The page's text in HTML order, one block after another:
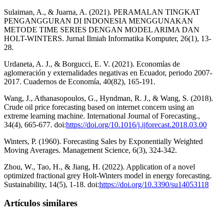
Sulaiman, A., & Juarna, A. (2021). PERAMALAN TINGKAT
PENGANGGURAN DI INDONESIA MENGGUNAKAN
METODE TIME SERIES DENGAN MODEL ARIMA DAN
HOLT-WINTERS. Jurnal Ilmiah Informatika Komputer, 26(1), 13-
28.
Urdaneta, A. J., & Borgucci, E. V. (2021). Economías de
aglomeración y externalidades negativas en Ecuador, periodo 2007-
2017. Cuadernos de Economía, 40(82), 165-191.
Wang, J., Athanasopoulos, G., Hyndman, R. J., & Wang, S. (2018).
Crude oil price forecasting based on internet concern using an
extreme learning machine. International Journal of Forecasting.,
34(4), 665-677. doi:https://doi.org/10.1016/j.ijforecast.2018.03.00
Winters, P. (1960). Forecasting Sales by Exponentially Weighted
Moving Averages. Management Science, 6(3), 324-342.
Zhou, W., Tao, H., & Jiang, H. (2022). Application of a novel
optimized fractional grey Holt-Winters model in energy forecasting.
Sustainability, 14(5), 1-18. doi:https://doi.org/10.3390/su14053118
Artículos similares